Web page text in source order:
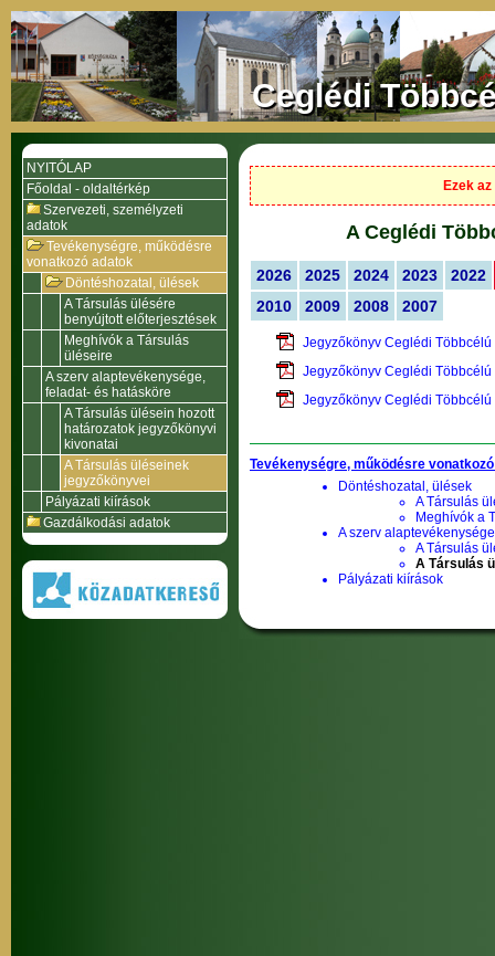
Ceglédi
NYITÓLAP
Főoldal - oldaltérkép
Szervezeti, személyzeti
adatok
Tevékenységre, működésre
vonatkozó adatok
Döntéshozatal, ülések
A Társulás ülésére
benyújtott előterjesztések
Meghívók a Társulás
üléseire
A szerv alaptevékenysége,
feladat- és hatásköre
A Társulás ülésein hozott
határozatok jegyzőkönyvi
kivonatai
A Társulás üléseinek
jegyzőkönyvei
Pályázati kiírások
Gazdálkodási adatok
Ezek
A Ceglédi
2026 2025 2024 2023
2022
2010
2009 2008 2007
Jegyzőkönyv Ceglédi
Jegyzőkönyv Ceglédi
Jegyzőkönyv Ceglédi
Tevékenységre, működésre
Döntéshozatal, ülések
A Társulás
Meghívók a
A szerv
A Társulás
A Társulás
Pályázati kiírások